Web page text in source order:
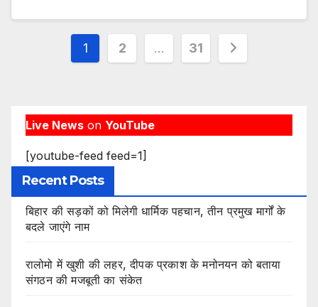
Posts
1 2 … 31
Live News on YouTube
[youtube-feed feed=1]
Recent Posts
बिहार की सड़कों को मिलेगी धार्मिक पहचान, तीन प्रमुख मार्गों के
बदले जाएंगे नाम
रालोमो में खुशी की लहर, दीपक प्रकाश के मनोनयन को बताया
संगठन की मजबूती का संकेत